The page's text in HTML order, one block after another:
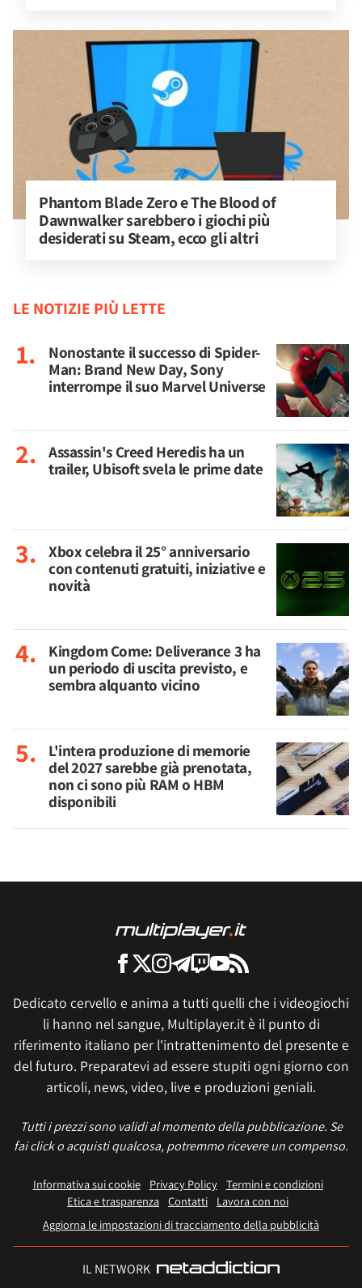
Phantom Blade Zero e The Blood of
Dawnwalker sarebbero i giochi più
desiderati su Steam, ecco gli altri
LE NOTIZIE PIÙ LETTE
Nonostante il successo di Spider-
Man: Brand New Day, Sony
interrompe il suo Marvel Universe
Assassin's Creed Heredis ha un
trailer, Ubisoft svela le prime date
Xbox celebra il 25° anniversario
con contenuti gratuiti, iniziative e
novità
Kingdom Come: Deliverance 3 ha
un periodo di uscita previsto, e
sembra alquanto vicino
L'intera produzione di memorie
del 2027 sarebbe già prenotata,
non ci sono più RAM o HBM
disponibili
Dedicato cervello e anima a tutti quelli che i videogiochi
li hanno nel sangue, Multiplayer.it è il punto di
riferimento italiano per l'intrattenimento del presente e
del futuro. Preparatevi ad essere stupiti ogni giorno con
articoli, news, video, live e produzioni geniali.
Tutti i prezzi sono validi al momento della pubblicazione. Se
fai click o acquisti qualcosa, potremmo ricevere un compenso.
Informativa sui cookie Privacy Policy
Termini e condizioni
Etica e trasparenza Contatti
Lavora con noi
Aggiorna le impostazioni di tracciamento della pubblicità
IL NETWORK